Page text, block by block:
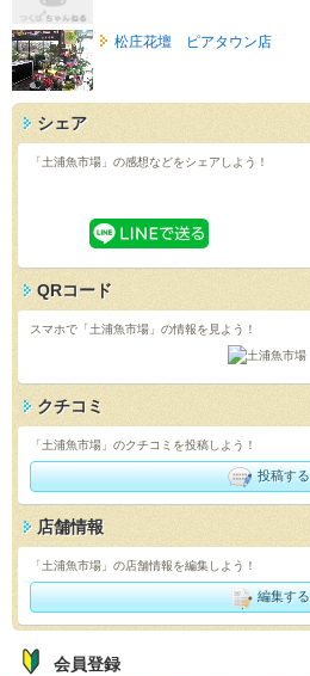
松庄花壇 ピアタウン店
シェア
「土浦魚市場」の感想などをシェアしよう！
QRコード
スマホで「土浦魚市場」の情報を見よう！
クチコミ
「土浦魚市場」のクチコミを投稿しよう！
投稿する
店舗情報
「土浦魚市場」の店舗情報を編集しよう！
編集する
会員登録